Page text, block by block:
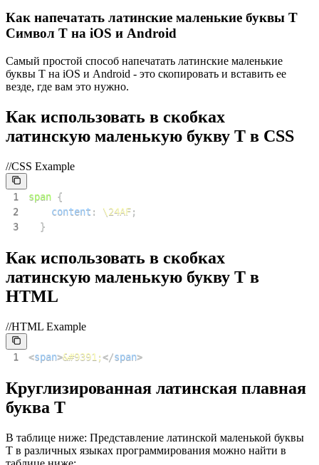
Как напечатать латинские маленькие буквы T
Символ T на iOS и Android
Самый простой способ напечатать латинские маленькие
буквы T на iOS и Android - это скопировать и вставить ее
везде, где вам это нужно.
Как использовать в скобках
латинскую маленькую букву T в CSS
//CSS Example
1 span {
2
content : \24AF;
3
}
Как использовать в скобках
латинскую маленькую букву T в
HTML
//HTML Example
1 <span>&#9391;</span>
Круглизированная латинская плавная
буква T
В таблице ниже: Представление латинской маленькой буквы
T в различных языках программирования можно найти в